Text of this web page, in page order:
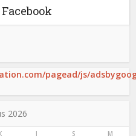
pagead/js/
2026
J S M